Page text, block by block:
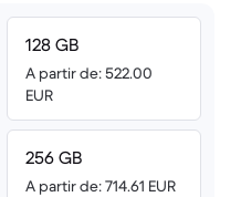
128 GB
A partir de: 522.00
EUR
256 GB
A partir de: 714.61 EUR